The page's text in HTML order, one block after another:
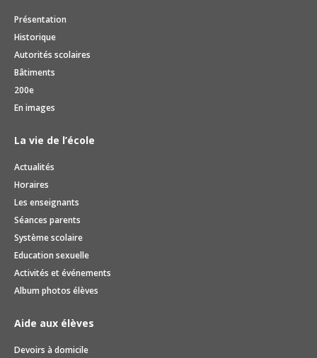
Présentation
Historique
Autorités scolaires
Bâtiments
200e
En images
La vie de l’école
Actualités
Horaires
Les enseignants
Séances parents
Système scolaire
Education sexuelle
Activités et événements
Album photos élèves
Aide aux élèves
Devoirs à domicile